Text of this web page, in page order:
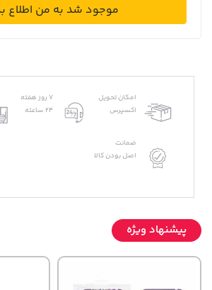
موجود شد به من اطلاع
امکان تحویل
اکسپرس
7 روز هفته
24 ساعته
ضمانت
اصل بودن کالا
پیشنهاد ویژه